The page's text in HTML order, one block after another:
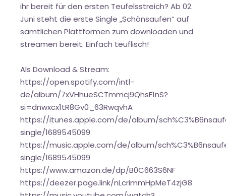
ihr bereit für den ersten Teufelsstreich? Ab 02.
Juni steht die erste Single „Schönsaufen“ auf
sämtlichen Plattformen zum downloaden und
streamen bereit. Einfach teuflisch!
Als Download & Stream:
https://open.spotify.com/intl-
de/album/7xVHhueSCTmmcj9QhsF1nS?
si=dnwxcx1tR8Gv0_63RwqvhA
https://itunes.apple.com/de/album/
single/1689545099
https://music.apple.com/de/album/
single/1689545099
https://www.amazon.de/dp/B0C663S6NF
https://deezer.page.link/nLcrimmHpMeT4zjG8